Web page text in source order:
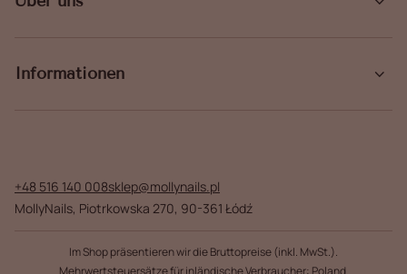
Informationen
+48 516 140 008sklep@mollynails.pl
MollyNails, Piotrkowska 270, 90-361 Łódź
Im Shop präsentieren wir die Bruttopreise (inkl. MwSt.).
Mehrwertsteuersätze für inländische Verbraucher: Poland.